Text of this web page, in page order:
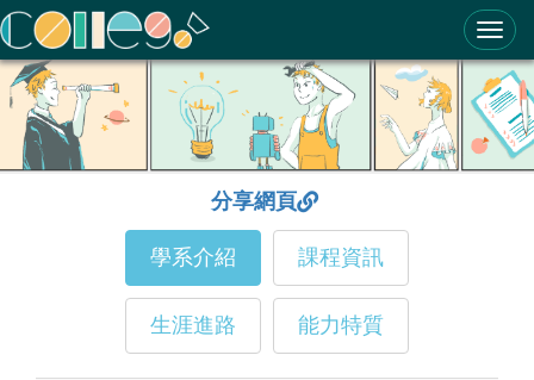
ColleGo! 大學選才與高中育才輔助系統
分享網頁
學系介紹 課程資訊
生涯進路 能力特質